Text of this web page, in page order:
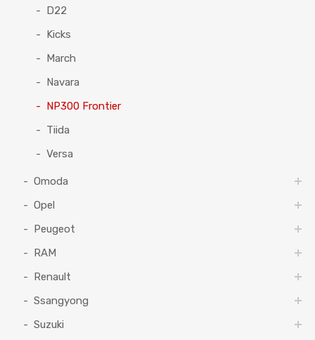
D22
Kicks
March
Navara
NP300 Frontier
Tiida
Versa
Omoda
Opel
Peugeot
RAM
Renault
Ssangyong
Suzuki